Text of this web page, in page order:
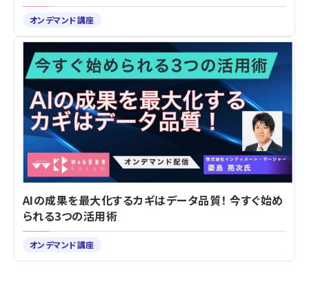
オンデマンド講座
AIの成果を最大化するカギはデータ品質！ 今すぐ始め
られる3つの活用術
オンデマンド講座